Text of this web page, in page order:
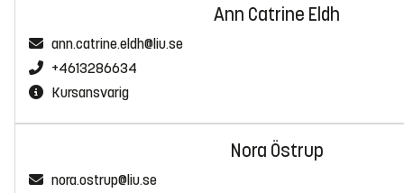
Ann Catrine Eldh
ann.catrine.eldh@liu.se
+4613286634
Kursansvarig
Nora Östrup
nora.ostrup@liu.se